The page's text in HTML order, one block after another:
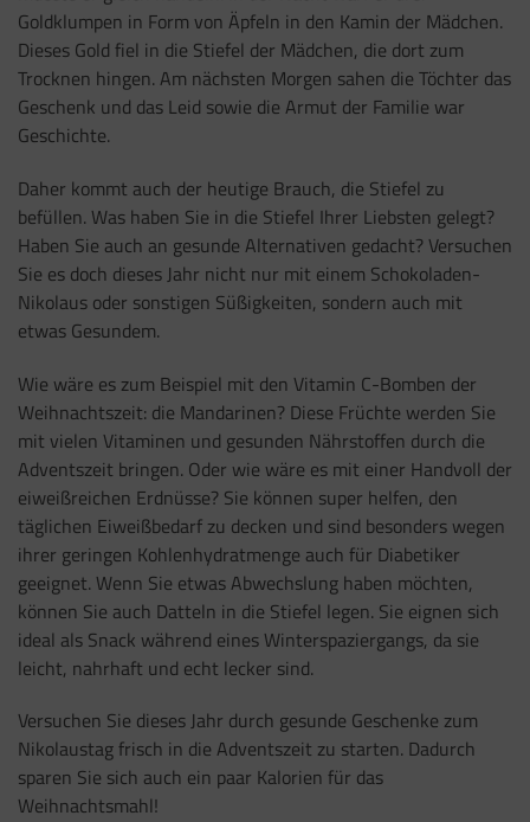
Goldklumpen in Form von Äpfeln in den Kamin der Mädchen.
Dieses Gold fiel in die Stiefel der Mädchen, die dort zum
Trocknen hingen. Am nächsten Morgen sahen die Töchter das
Geschenk und das Leid sowie die Armut der Familie war
Geschichte.
Daher kommt auch der heutige Brauch, die Stiefel zu
befüllen. Was haben Sie in die Stiefel Ihrer Liebsten gelegt?
Haben Sie auch an gesunde Alternativen gedacht? Versuchen
Sie es doch dieses Jahr nicht nur mit einem Schokoladen-
Nikolaus oder sonstigen Süßigkeiten, sondern auch mit
etwas Gesundem.
Wie wäre es zum Beispiel mit den Vitamin C-Bomben der
Weihnachtszeit: die Mandarinen? Diese Früchte werden Sie
mit vielen Vitaminen und gesunden Nährstoffen durch die
Adventszeit bringen. Oder wie wäre es mit einer Handvoll der
eiweißreichen Erdnüsse? Sie können super helfen, den
täglichen Eiweißbedarf zu decken und sind besonders wegen
ihrer geringen Kohlenhydratmenge auch für Diabetiker
geeignet. Wenn Sie etwas Abwechslung haben möchten,
können Sie auch Datteln in die Stiefel legen. Sie eignen sich
ideal als Snack während eines Winterspaziergangs, da sie
leicht, nahrhaft und echt lecker sind.
Versuchen Sie dieses Jahr durch gesunde Geschenke zum
Nikolaustag frisch in die Adventszeit zu starten. Dadurch
sparen Sie sich auch ein paar Kalorien für das
Weihnachtsmahl!